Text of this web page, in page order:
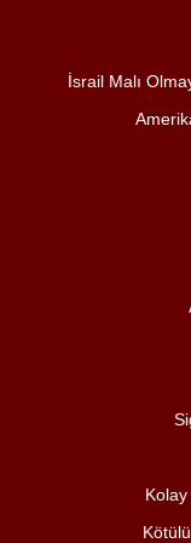
İsrail Malı